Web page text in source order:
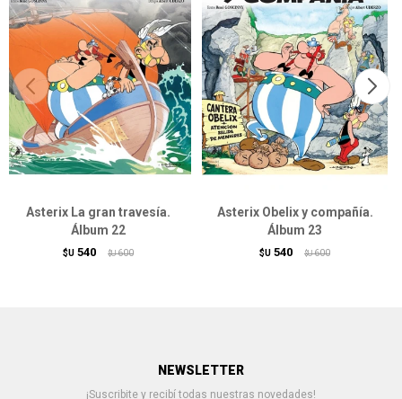
Asterix La gran travesía.
Álbum 22
$U 540 $U 600
Asterix Obelix y compañía.
Álbum 23
$U 540 $U 600
NEWSLETTER
¡Suscribite y recibí todas nuestras novedades!